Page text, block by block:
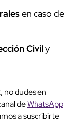
en caso de
Civily
, no dudes en
deWhatsApp
a suscribirte